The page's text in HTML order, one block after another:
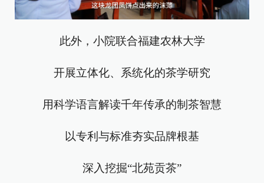
此外，小院联合福建农林大学
开展立体化、系统化的茶学研究
用科学语言解读千年传承的制茶智慧
以专利与标准夯实品牌根基
深入挖掘“北苑贡茶”